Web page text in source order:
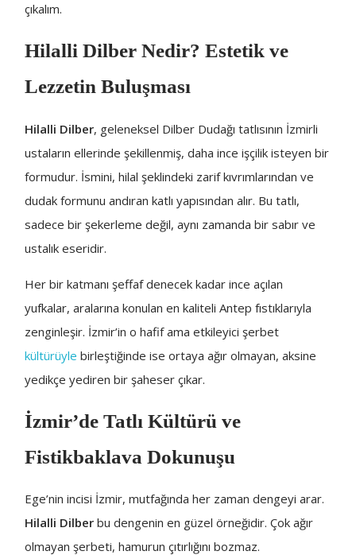
çıkalım.
Hilalli Dilber Nedir? Estetik ve
Lezzetin Buluşması
Hilalli Dilber, geleneksel Dilber Dudağı tatlısının İzmirli
ustaların ellerinde şekillenmiş, daha ince işçilik isteyen bir
formudur. İsmini, hilal şeklindeki zarif kıvrımlarından ve
dudak formunu andıran katlı yapısından alır. Bu tatlı,
sadece bir şekerleme değil, aynı zamanda bir sabır ve
ustalık eseridir.
Her bir katmanı şeffaf denecek kadar ince açılan
yufkalar, aralarına konulan en kaliteli Antep fıstıklarıyla
zenginleşir. İzmir’in o hafif ama etkileyici şerbet
kültürüyle birleştiğinde ise ortaya ağır olmayan, aksine
yedikçe yediren bir şaheser çıkar.
İzmir’de Tatlı Kültürü ve
Fistikbaklava Dokunuşu
Ege’nin incisi İzmir, mutfağında her zaman dengeyi arar.
Hilalli Dilber bu dengenin en güzel örneğidir. Çok ağır
olmayan şerbeti, hamurun çıtırlığını bozmaz.